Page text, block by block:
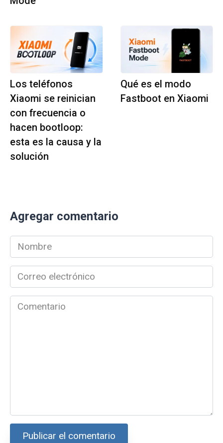
Los teléfonos
Xiaomi se reinician
con frecuencia o
hacen bootloop:
esta es la causa y la
solución
Qué es el modo
Fastboot en Xiaomi
Agregar comentario
Nombre
*
Correo
electrónico
*Comentario